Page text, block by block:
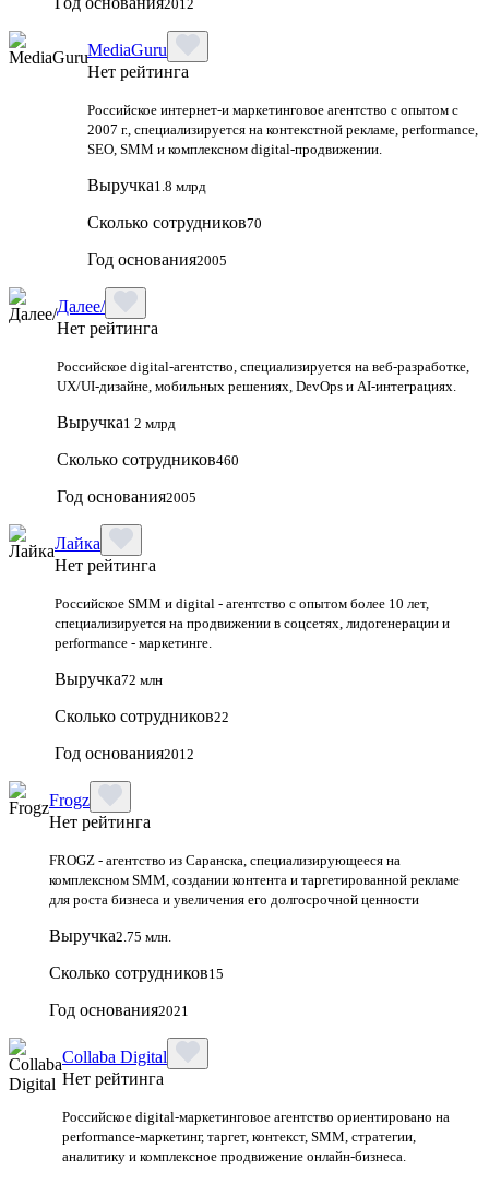
2012
MediaGuru
Нет рейтинга
Российское интернет-и маркетинговое агентство с опытом с
2007 г., специализируется на контекстной рекламе, performance,
SEO, SMM и комплексном digital-продвижении.
Выручка1.8 млрд
Сколько сотрудников70
Год основания2005
Далее/
Нет рейтинга
Российское digital-агентство, специализируется на веб-разработке,
UX/UI-дизайне, мобильных решениях, DevOps и AI-интеграциях.
Выручка1 2 млрд
Сколько сотрудников460
Год основания2005
Лайка
Нет рейтинга
Российское SMM и digital - агентство с опытом более 10 лет,
специализируется на продвижении в соцсетях, лидогенерации и
performance - маркетинге.
Выручка72 млн
Сколько сотрудников22
Год основания2012
Frogz
Нет рейтинга
FROGZ - агентство из Саранска, специализирующееся на
комплексном SMM, создании контента и таргетированной рекламе
для роста бизнеса и увеличения его долгосрочной ценности
Выручка2.75 млн.
Сколько сотрудников15
Год основания2021
Collaba Digital
Нет рейтинга
Российское digital-маркетинговое агентство ориентировано на
performance-маркетинг, таргет, контекст, SMM, стратегии,
аналитику и комплексное продвижение онлайн-бизнеса.